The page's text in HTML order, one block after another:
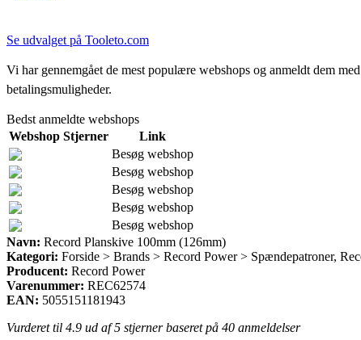
Se udvalget på Tooleto.com
Vi har gennemgået de mest populære webshops og anmeldt dem
betalingsmuligheder.
Bedst anmeldte webshops
Webshop Stjerner
Link
Besøg webshop
Besøg webshop
Besøg webshop
Besøg webshop
Besøg webshop
Navn: Record Planskive 100mm (126mm)
Kategori: Forside > Brands > Record Power > Spændepatroner,
Producent: Record Power
Varenummer: REC62574
EAN: 5055151181943
Vurderet til 4.9 ud af 5 stjerner baseret på 40 anmeldelser